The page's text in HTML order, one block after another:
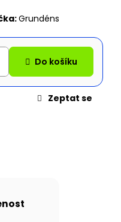
Grundéns
Do košíku
Zeptat se